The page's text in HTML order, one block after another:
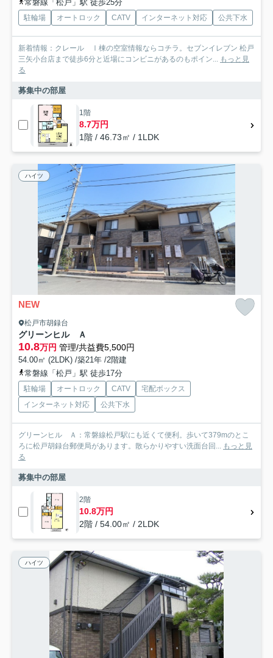
常磐線「松戸」駅 徒歩25分
駐輪場 オートロック CATV インターネット対応 公共下水
新着情報：クレール Ⅰ棟の空室情報ならコチラ。セブンイレブン 松戸
三矢小台店まで徒歩6分と近場にコンビニがあるのもポイン...
もっと見
る
募集中の部屋
1階
8.7万円
1階 / 46.73㎡ / 1LDK
ハイツ
NEW
松戸市胡録台
グリーンヒル Ａ
10.8万円 管理/共益費5,500円
54.00㎡ (2LDK) /築21年 /2階建
常磐線「松戸」駅 徒歩17分
駐輪場 オートロック CATV
宅配ボックス
インターネット対応
公共下水
グリーンヒル Ａ：常磐線松戸駅にも近くて便利。歩いて379mのとこ
ろに松戸胡録台郵便局があります。散らかりやすい洗面台回...
もっと見
る
募集中の部屋
2階
10.8万円
2階 / 54.00㎡ / 2LDK
ハイツ